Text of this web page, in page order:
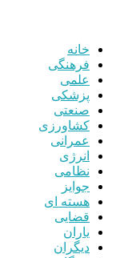
خانه
فرهنگی
علمی
پزشکی
صنعتی
کشاورزی
عمرانی
انرژی
نظامی
جوایز
هسته ای
قضایی
یاران
دیگران